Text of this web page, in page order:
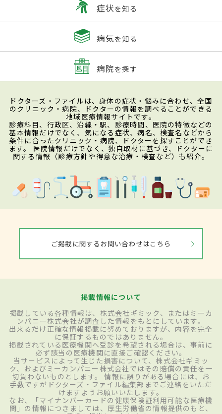
症状を知る
病気を知る
病院を探す
ドクターズ・ファイルは、身体の症状・悩みに合わせ、全国
のクリニック・病院、ドクターの情報を調べることができる
地域医療情報サイトです。
診療科目、行政区、沿線・駅、診療時間、医院の特徴などの
基本情報だけでなく、気になる症状、病名、検査名などから
条件に合ったクリニック・病院、ドクターを探すことができ
ます。 医院情報だけでなく、独自取材に基づき、ドクターに
関する情報（診療方針や得意な治療・検査など）も紹介。
ご掲載に関するお問い合わせはこちら
掲載情報について
掲載している各種情報は、株式会社ギミック、またはミーカ
ンパニー株式会社が調査した情報をもとにしています。
出来るだけ正確な情報掲載に努めておりますが、内容を完全
に保証するものではありません。
掲載されている医療機関へ受診を希望される場合は、事前に
必ず該当の医療機関に直接ご確認ください。
当サービスによって生じた損害について、株式会社ギミッ
ク、およびミーカンパニー株式会社ではその賠償の責任を一
切負わないものとします。 情報に誤りがある場合には、お
手数ですがドクターズ・ファイル編集部までご連絡をいただ
けますようお願いいたします。
なお、「マイナンバーカードの健康保険証利用可能な医療機
関」の情報につきましては、厚生労働省の情報提供のもと、